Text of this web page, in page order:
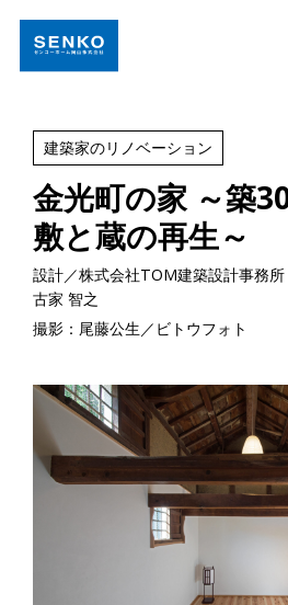
建築家のリノベーション
金光町の家 ～築
敷と蔵の再生～
設計／株式会社TOM建築設計事務所
古家 智之
撮影：尾藤公生／ビトウフォト